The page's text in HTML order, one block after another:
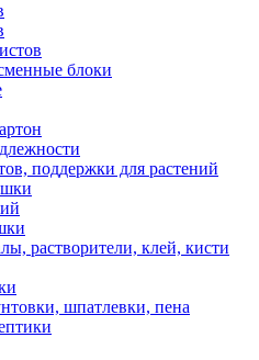
блоки
поддержки для растений
растворители, клей, кисти
шпатлевки, пена